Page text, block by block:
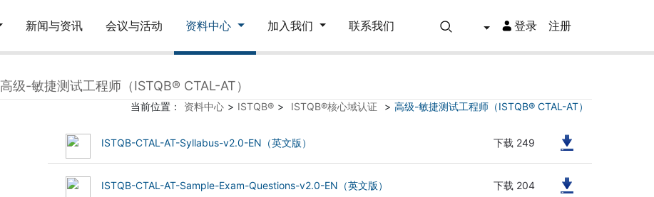
新闻与资讯 会议与活动 资料中心 加入我们 联系我们 登录 注册
高级-敏捷测试工程师（ISTQB® CTAL-AT）
当前位置： 资料中心 > ISTQB® > ISTQB®核心域认证 > 高级-敏捷测试工程师（ISTQB® CTAL-AT）
(460.68 kB)
ISTQB-CTAL-AT-Syllabus-v2.0-EN（英文版） 下载 249
(116.27 kB)ISTQB-CTAL-AT-Sample-Exam-Questions-v2.0-EN（英文版） 下载 204